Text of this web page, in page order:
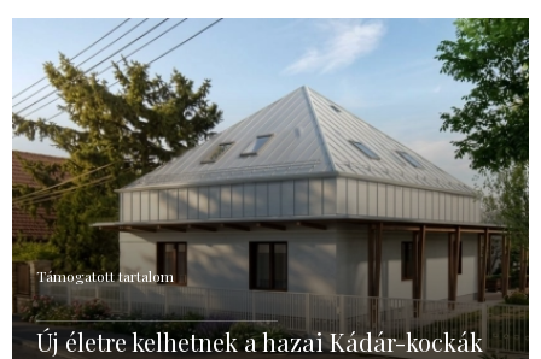
Támogatott tartalom
Új életre kelhetnek a hazai Kádár-kockák